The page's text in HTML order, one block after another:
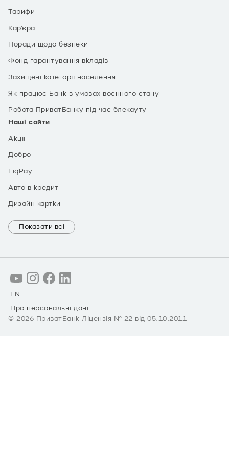
Тарифи
Кар’єра
Поради щодо безпеки
Фонд гарантування вкладів
Захищені категорії населення
Як працює Банк в умовах воєнного стану
Робота ПриватБанку під час блекауту
Наші сайти
Акції
Добро
LiqPay
Авто в кредит
Дизайн картки
Показати всі
EN
Про персональні дані
© 2026 ПриватБанк Ліцензія № 22 від 05.10.2011